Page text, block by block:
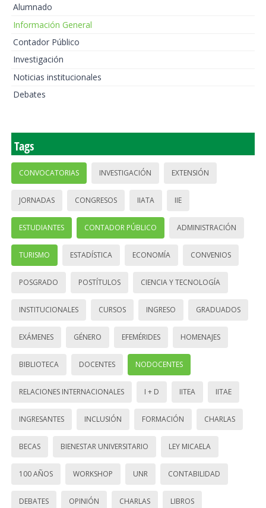
Alumnado
Información General
Contador Público
Investigación
Noticias institucionales
Debates
Tags
CONVOCATORIAS INVESTIGACIÓN EXTENSIÓN
JORNADAS CONGRESOS IIATA IIE
ESTUDIANTES CONTADOR PÚBLICO ADMINISTRACIÓN
TURISMO ESTADÍSTICA ECONOMÍA CONVENIOS
POSGRADO POSTÍTULOS CIENCIA Y TECNOLOGÍA
INSTITUCIONALES CURSOS INGRESO GRADUADOS
EXÁMENES GÉNERO EFEMÉRIDES HOMENAJES
BIBLIOTECA DOCENTES NODOCENTES
RELACIONES INTERNACIONALES I + D IITEA IITAE
INGRESANTES INCLUSIÓN FORMACIÓN CHARLAS
BECAS BIENESTAR UNIVERSITARIO LEY MICAELA
100 AÑOS WORKSHOP UNR CONTABILIDAD
DEBATES OPINIÓN CHARLAS LIBROS